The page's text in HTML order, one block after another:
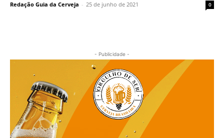
Redação Guia da Cerveja - 25 de junho de 2021 0
- Publicidade -